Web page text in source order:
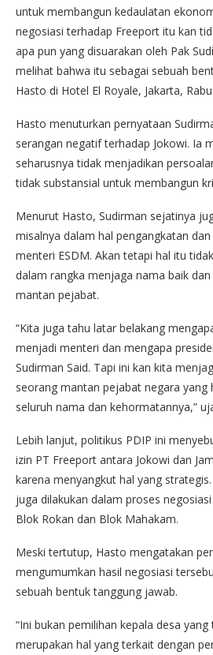
untuk membangun kedaulatan
negosiasi terhadap Freeport itu kan
apa pun yang disuarakan oleh Pak
melihat bahwa itu sebagai sebuah
Hasto di Hotel El Royale, Jakarta,
Hasto menuturkan pernyataan
serangan negatif terhadap Jokowi. Ia
seharusnya tidak menjadikan
tidak substansial untuk membangun
Menurut Hasto, Sudirman sejatinya
misalnya dalam hal pengangkatan
menteri ESDM. Akan tetapi hal itu
dalam rangka menjaga nama baik
mantan pejabat.
“Kita juga tahu latar belakang
menjadi menteri dan mengapa
Sudirman Said. Tapi ini kan kita
seorang mantan pejabat negara yang
seluruh nama dan kehormatannya,”
Lebih lanjut, politikus PDIP ini
izin PT Freeport antara Jokowi dan
karena menyangkut hal yang
juga dilakukan dalam proses
Blok Rokan dan Blok Mahakam.
Meski tertutup, Hasto mengatakan
mengumumkan hasil negosiasi
sebuah bentuk tanggung jawab.
“Ini bukan pemilihan kepala desa
merupakan hal yang terkait dengan